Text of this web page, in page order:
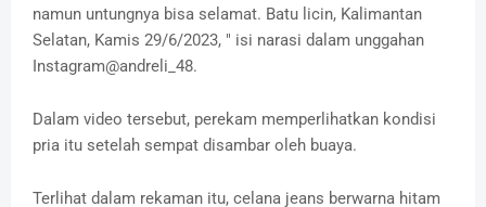
namun untungnya bisa selamat. Batu licin, Kalimantan
Selatan, Kamis 29/6/2023, " isi narasi dalam unggahan
Instagram@andreli_48.
Dalam video tersebut, perekam memperlihatkan kondisi
pria itu setelah sempat disambar oleh buaya.
Terlihat dalam rekaman itu, celana jeans berwarna hitam